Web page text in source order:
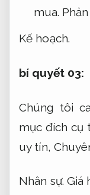
mua.
Kế hoạch.
bí quyết 03:
Chúng tôi
mục đích cụ
uy tín,
Nhân sự. Giá